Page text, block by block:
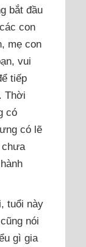
bắt đầu
con
mẹ con
vui
tiếp
Thời
có
có lẽ
chưa
tuổi này
nói
gì gia